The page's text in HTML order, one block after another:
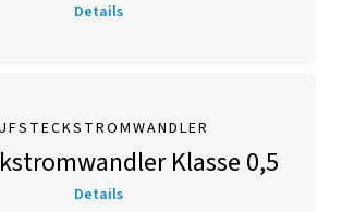
Details
Klasse 0,5
Details